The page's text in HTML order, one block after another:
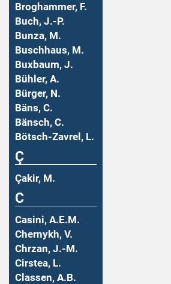
Broghammer, F.
Buch, J.-P.
Bunza, M.
Buschhaus, M.
Buxbaum, J.
Bühler, A.
Bürger, N.
Bäns, C.
Bänsch, C.
Bötsch-Zavrel, L.
Ç
Çakir, M.
C
Casini, A.E.M.
Chernykh, V.
Chrzan, J.-M.
Cirstea, L.
Classen, A.B.